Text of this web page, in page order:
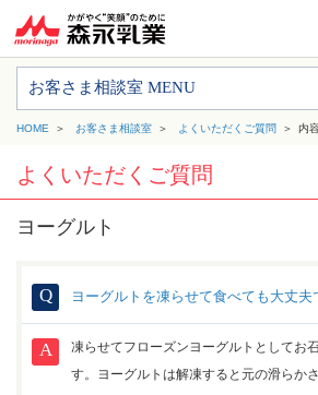
お客さま相談室 MENU
HOME お客さま相談室 よくいただくご質問 内
よくいただくご質問
ヨーグルト
ヨーグルトを凍らせて食べても大丈夫
凍らせてフローズンヨーグルトとしてお
す。ヨーグルトは解凍すると元の滑らか